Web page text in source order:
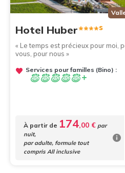
Hotel Huber****s
« Le temps est précieux pour moi,
vous, pour nous »
Services pour familles (Bino) :
À partir de 174,00 € par
nuit,
par adulte, formule tout
compris All inclusive